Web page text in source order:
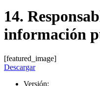
14.
información
[featured_image]
Descargar
Versión: